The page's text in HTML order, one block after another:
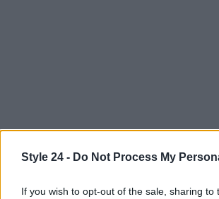
Style 24 - Do Not Process My
If you wish to opt-out of the sale, sharing to